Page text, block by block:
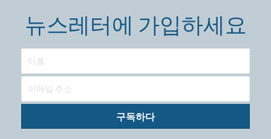
뉴스레터에 가입하세요
구독하다